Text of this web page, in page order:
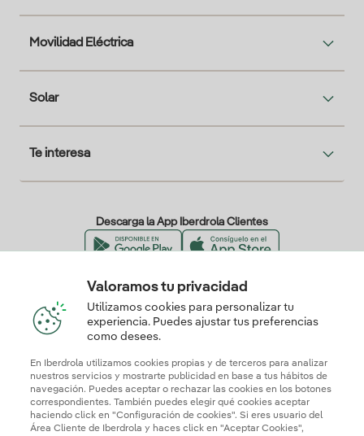
Movilidad Eléctrica
Solar
Te interesa
Descarga la App Iberdrola Clientes
Nuestros certificados de confianza
Valoramos tu privacidad
Utilizamos cookies para personalizar tu
experiencia. Puedes ajustar tus preferencias
como desees.
En Iberdrola utilizamos cookies propias y de terceros para analizar
nuestros servicios y mostrarte publicidad en base a tus hábitos de
navegación. Puedes aceptar o rechazar las cookies en los botones
correspondientes. También puedes elegir qué cookies aceptar
haciendo click en "Configuración de cookies". Si eres usuario del
Área Cliente de Iberdrola y haces click en "Aceptar Cookies",